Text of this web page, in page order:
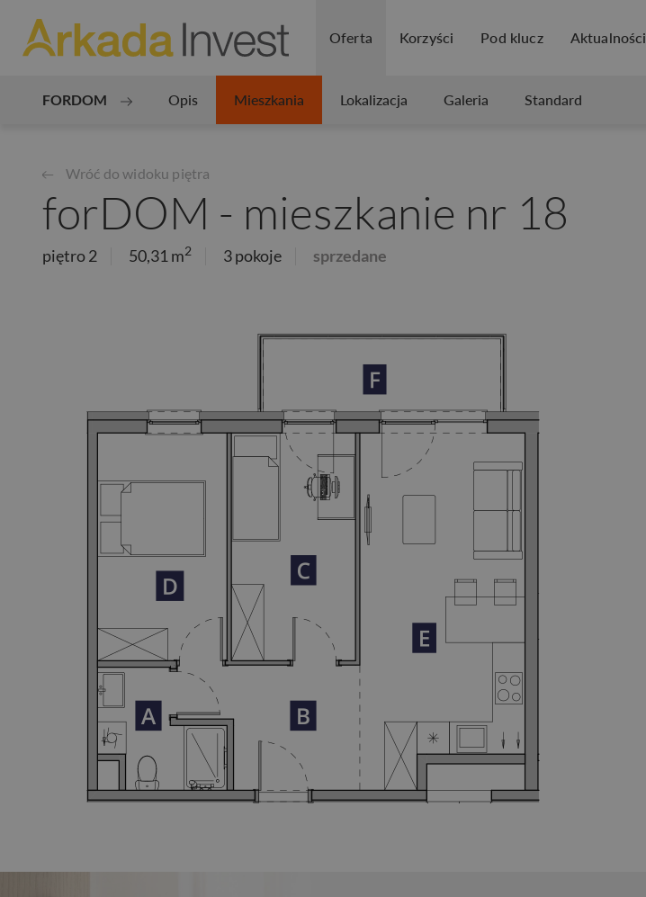
Oferta Korzyści Pod klucz Aktualności
FORDOM Opis Mieszkania Lokalizacja Galeria Standard
Wróć do widoku piętra
forDOM - mieszkanie nr 18
piętro 2 50,31 m2 3 pokoje sprzedane